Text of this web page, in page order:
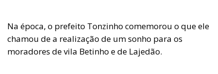
Na época, o prefeito Tonzinho comemorou o que ele
chamou de a realização de um sonho para os
moradores de vila Betinho e de Lajedão.